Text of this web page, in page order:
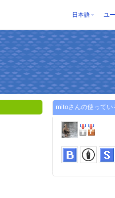
日本語 ユ
mitoさんの使ってい